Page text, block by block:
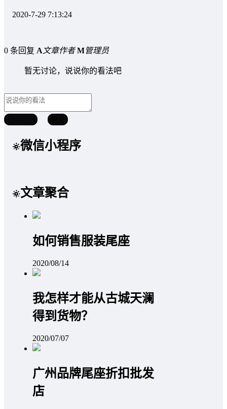
2020-7-29 7:13:24
0 条回复 A文章作者 M管理员
暂无讨论，说说你的看法吧
微信小程序
文章聚合
如何销售服装尾座
2020/08/14
我怎样才能从古城天澜
得到货物？
2020/07/07
广州品牌尾座折扣批发
店